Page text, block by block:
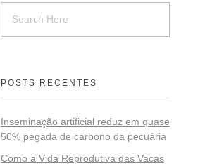
POSTS RECENTES
Inseminação artificial reduz em quase
50% pegada de carbono da pecuária
Como a Vida Reprodutiva das Vacas